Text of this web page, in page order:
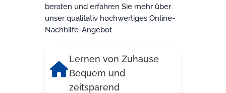
beraten und erfahren Sie mehr über
unser qualitativ hochwertiges Online-
Nachhilfe-Angebot
Lernen von Zuhause
Bequem und
zeitsparend